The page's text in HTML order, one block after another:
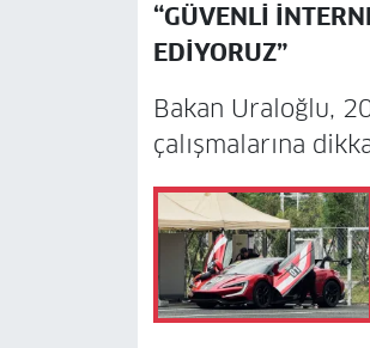
“GÜVENLİ
EDİYORUZ”
Bakan Uraloğlu,
çalışmalarına